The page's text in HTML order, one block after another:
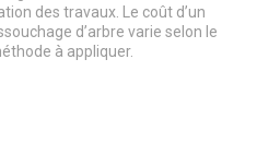
des travaux. Le coût d’un
d’arbre varie selon le
à appliquer.